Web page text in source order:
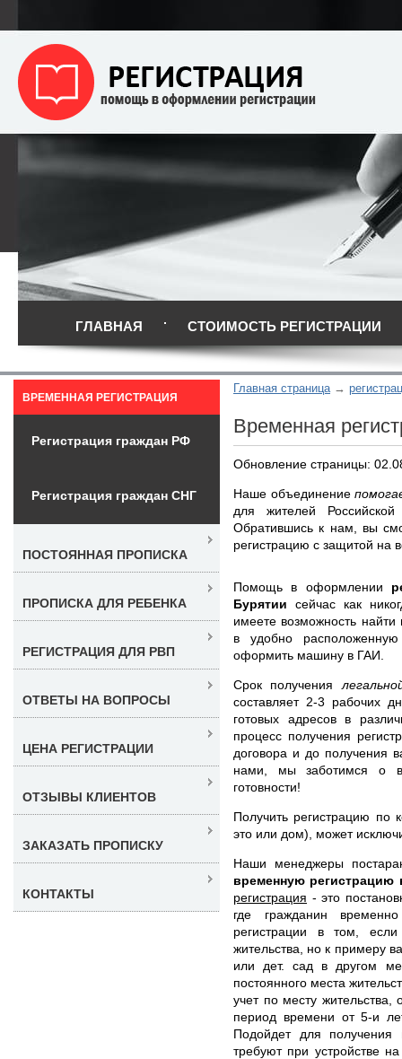
ГЛАВНАЯ СТОИМОСТЬ РЕГИСТРАЦИИ
Главная страница
Временная
Обновление страницы:
Наше объединение
для жителей
Обратившись к нам, вы
регистрацию с защитой на
Помощь в оформлении
Бурятии сейчас как
имеете возможность найти
в удобно
оформить машину в ГАИ.
Срок получения
составляет 2-3 рабочих
готовых адресов в
процесс получения
договора и до получения
нами, мы заботимся о
готовности!
Получить регистрацию по
это или дом), может
Наши менеджеры
временную регистрацию
регистрация - это
где гражданин
регистрации в том,
жительства, но к примеру
или дет. сад в другом
постоянного места
учет по месту
период времени от 5-и
Подойдет для получения
требуют при устройстве
ВРЕМЕННАЯ РЕГИСТРАЦИЯ
Регистрация граждан РФ
Регистрация граждан СНГ
ПОСТОЯННАЯ ПРОПИСКА
ПРОПИСКА ДЛЯ РЕБЕНКА
РЕГИСТРАЦИЯ ДЛЯ РВП
ОТВЕТЫ НА ВОПРОСЫ
ЦЕНА РЕГИСТРАЦИИ
ОТЗЫВЫ КЛИЕНТОВ
ЗАКАЗАТЬ ПРОПИСКУ
КОНТАКТЫ